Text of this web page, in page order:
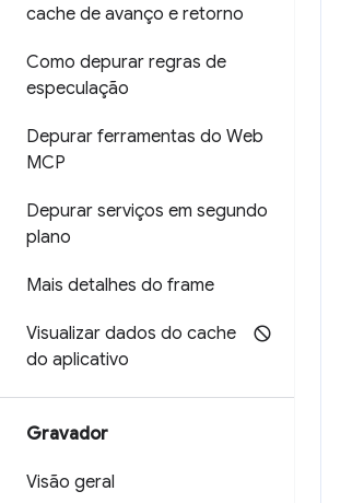
cache de avanço e retorno
Como depurar regras de
especulação
Depurar ferramentas do Web
MCP
Depurar serviços em segundo
plano
Mais detalhes do frame
Visualizar dados do cache
do aplicativo
Gravador
Visão geral